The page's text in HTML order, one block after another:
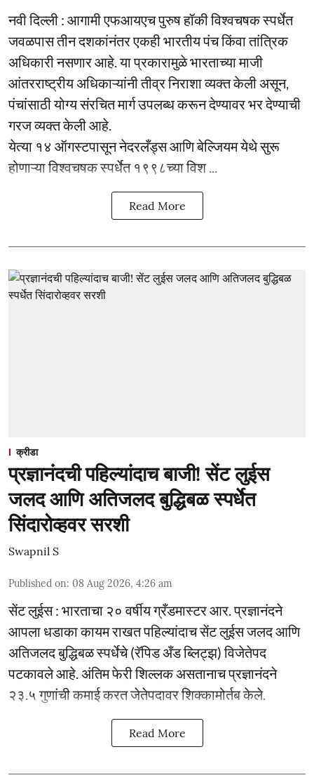
नवी दिल्ली : आगामी एफआयएच पुरुष हॉकी विश्वचषक स्पर्धेत
जवळपास तीन दशकांनंतर एकही भारतीय पंच किंवा तांत्रिक
अधिकारी नसणार आहे. या प्रकारामुळे भारताच्या माजी
आंतरराष्ट्रीय अधिकाऱ्यांनी तीव्र निराशा व्यक्त केली असून,
पंचांसाठी योग्य संरचित मार्ग उपलब्ध करून देण्यावर भर देण्याची
गरज व्यक्त केली आहे.
येत्या १४ ऑगस्टपासून नेदरलँड्स आणि बेल्जियम येथे सुरू
होणाऱ्या विश्वचषक स्पर्धेत १९९८च्या विश ...
Read More
क्रीडा
प्रज्ञानंदची पहिल्यांदाच बाजी! सेंट लुईस
जलद आणि अतिजलद बुद्धिबळ स्पर्धेत
सिंदारोव्हवर सरशी
Swapnil S
Published on: 08 Aug 2026, 4:26 am
सेंट लुईस : भारताचा २० वर्षीय ग्रँडमास्टर आर. प्रज्ञानंदने
आपला धडाका कायम राखत पहिल्यांदाच सेंट लुईस जलद आणि
अतिजलद बुद्धिबळ स्पर्धेचे (रॅपिड अँड ब्लिट्झ) विजेतेपद
पटकावले आहे. अंतिम फेरी शिल्लक असतानाच प्रज्ञानंदने
२३.५ गुणांची कमाई करत जेतेपदावर शिक्कामोर्तब केले.
Read More